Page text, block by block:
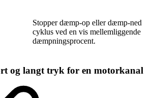
Stopper dæmp-op eller dæmp-ned
cyklus ved en vis mellemliggende
dæmpningsprocent.
og langt tryk for en motorkanal